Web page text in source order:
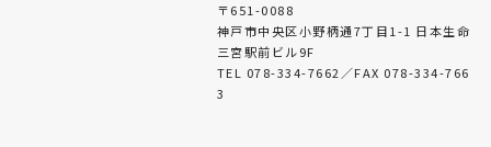
〒651-0088
神戸市中央区小野柄通7丁目1-1 日本生命
三宮駅前ビル9F
TEL 078-334-7662／FAX 078-334-766
3